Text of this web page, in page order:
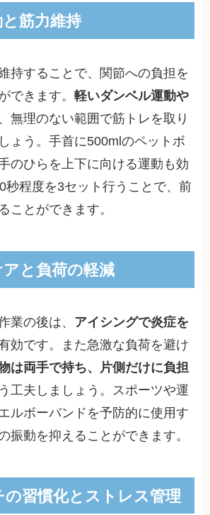
筋力維持
持することで、関節への負担を
できます。軽いダンベル運動や
無理のない範囲で筋トレを取り
ょう。手首に500mlのペットボ
のひらを上下に向ける運動も効
秒程度を3セット行うことで、前
ことができます。
と負荷の軽減
業の後は、 アイシングで炎症を
効です。また急激な負荷を避け
は両手で持ち、片側だけに負担
工夫しましょう。スポーツや運
ルボーバンドを予防的に使用す
振動を抑えることができます。
習慣化とストレス管理